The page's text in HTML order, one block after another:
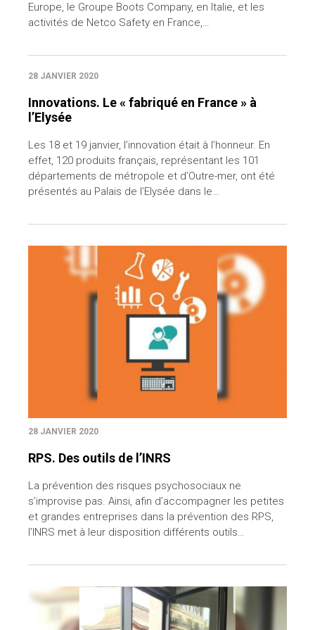
Europe, le Groupe Boots Company, en Italie, et les
activités de Netco Safety en France,…
28 JANVIER 2020
Innovations. Le « fabriqué en France » à
l’Elysée
Les 18 et 19 janvier, l’innovation était à l’honneur. En
effet, 120 produits français, représentant les 101
départements de métropole et d’Outre-mer, ont été
présentés au Palais de l’Elysée dans le…
28 JANVIER 2020
RPS. Des outils de l’INRS
La prévention des risques psychosociaux ne
s’improvise pas. Ainsi, afin d’accompagner les petites
et grandes entreprises dans la prévention des RPS,
l’INRS met à leur disposition différents outils…